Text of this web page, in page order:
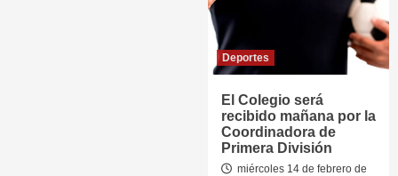
Deportes
El Colegio será
recibido mañana por la
Coordinadora de
Primera División
miércoles 14 de febrero de